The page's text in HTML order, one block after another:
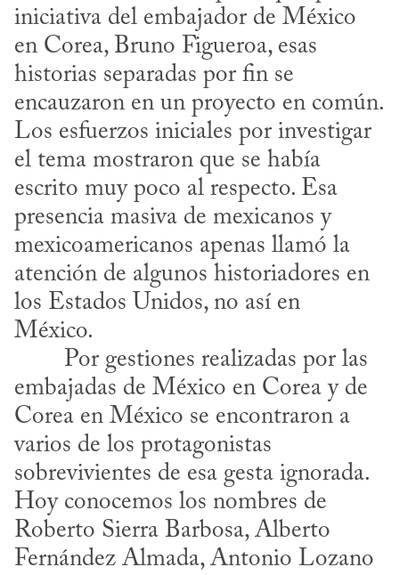
iniciativa del embajador de México
en Corea, Bruno Figueroa, esas
historias separadas por fin se
encauzaron en un proyecto en común.
Los esfuerzos iniciales por investigar
el tema mostraron que se había
escrito muy poco al respecto. Esa
presencia masiva de mexicanos y
mexicoamericanos apenas llamó la
atención de algunos historiadores en
los Estados Unidos, no así en
México.
embajadas de México en Corea y de
Corea en México se encontraron a
varios de los protagonistas
sobrevivientes de esa gesta ignorada.
Hoy conocemos los nombres de
Roberto Sierra Barbosa, Alberto
Fernández Almada, Antonio Lozano